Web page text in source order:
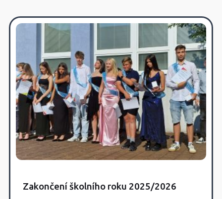
Zakončení školního roku 2025/2026